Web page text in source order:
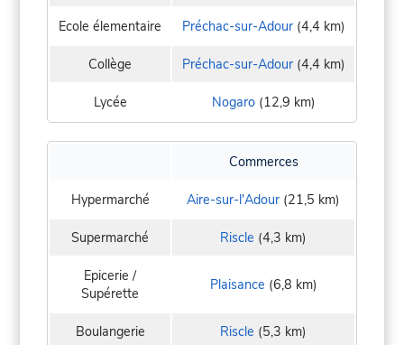
Ecole élementaire Préchac-sur-Adour(4,4 km)
Collège Préchac-sur-Adour(4,4 km)
Lycée Nogaro(12,9 km)
Commerces
Hypermarché Aire-sur-l'Adour (21,5 km)
Supermarché Riscle (4,3 km)
Epicerie /
Supérette
Plaisance (6,8 km)
Boulangerie Riscle (5,3 km)